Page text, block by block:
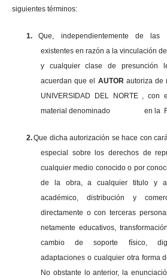
siguientes términos:
1.
Que, independientemente de las
existentes en razón a la vinculación
y cualquier clase de presunción
acuerdan que el AUTOR autoriza de
UNIVERSIDAD DEL NORTE ,
material denominado en la
2.Que dicha autorización se hace con
especial sobre los derechos de
cualquier medio conocido o por
de la obra, a cualquier titulo y
académico, distribución y
directamente o con terceras
netamente educativos,
cambio de soporte físico,
adaptaciones o cualquier otra forma
No obstante lo anterior, la